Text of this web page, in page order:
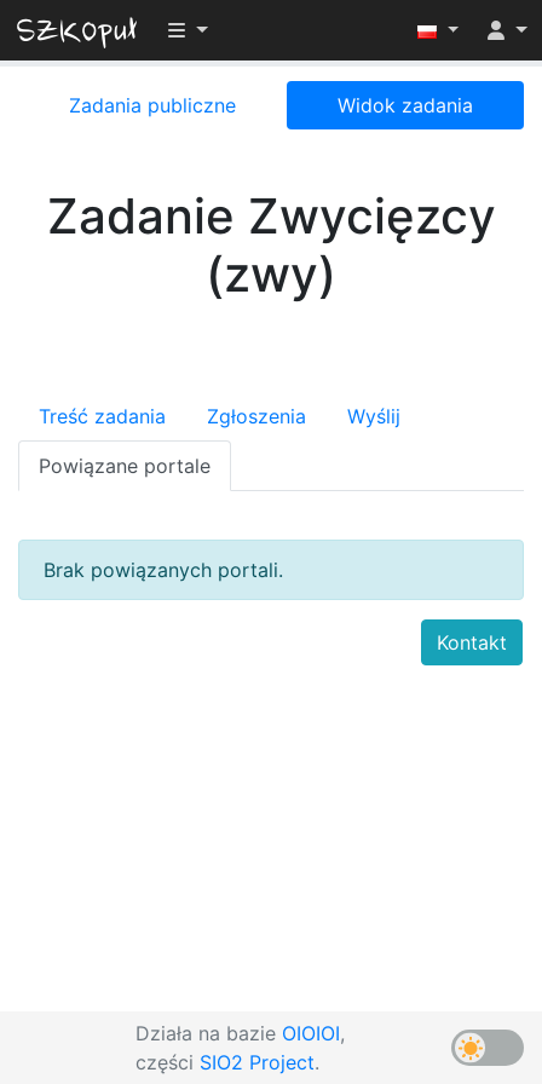
Przełącz widoczność menu
Zadania publiczne Widok zadania
Zadanie Zwycięzcy
(zwy)
Treść zadania Zgłoszenia Wyślij
Powiązane portale
Brak powiązanych portali.
Działa na bazie OIOIOI,
części SIO2 Project.
Kontakt